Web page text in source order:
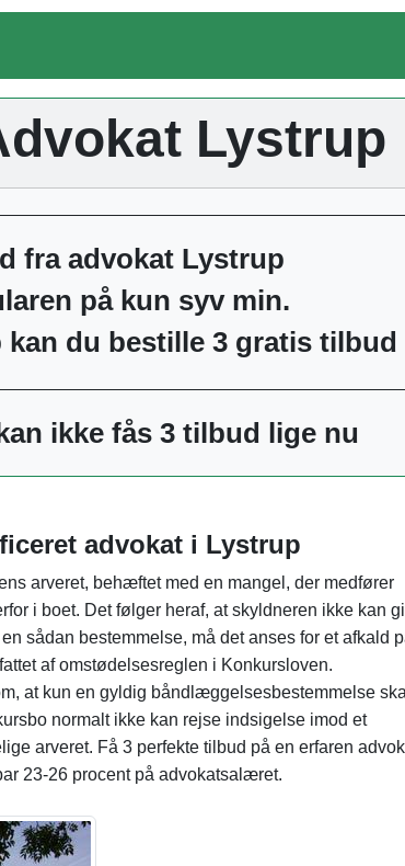
Lystrup
fra advokat Lystrup
på kun syv min.
du bestille 3 gratis
ikke fås 3 tilbud lige nu
advokat i Lystrup
arveret, behæftet med en mangel, der medfører
i boet. Det følger heraf, at skyldneren ikke kan
sådan bestemmelse, må det anses for et afkald
af omstødelsesreglen i Konkursloven.
at kun en gyldig båndlæggelsesbestemmelse skal
normalt ikke kan rejse indsigelse imod et
arveret. Få 3 perfekte tilbud på en erfaren
23-26 procent på advokatsalæret.